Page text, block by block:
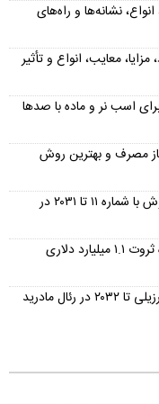
نشانه‌ها و راه‌های
معایب، انواع و تأثیر
اسب نر و ماده با صدها
مصرف و بهترین روش
خرید ۵۰ میلیون یورویی پاری‌سن‌ژرمن؛ آکلیوش با شماره ۱۱ تا ۲۰۳۱ در
فوربس: لیونل مسی میلیاردر شد؛ پشت پرده ثروت ۱.۱ میلیارد دلاری
پایان شوک اینستاگرامی وینیسیوس؛ ستاره برزیلی تا ۲۰۳۲ در رئال مادرید